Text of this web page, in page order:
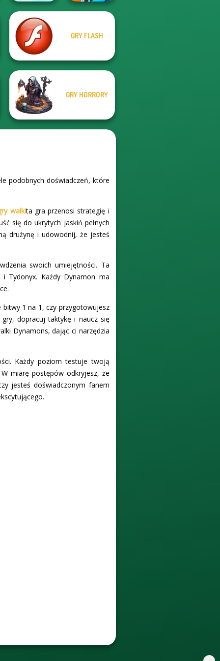
Bloons Tower
Defense
GRY FLASH
GRY HORRORY
podobnych doświadczeń, które
walkita gra przenosi strategię i
się do ukrytych jaskiń pełnych
drużynę i udowodnij, że jesteś
swoich umiejętności. Ta
i Tydonyx. Każdy Dynamon ma
1 na 1, czy przygotowujesz
dopracuj taktykę i naucz się
Dynamons, dając ci narzędzia
Każdy poziom testuje twoją
miarę postępów odkryjesz, że
jesteś doświadczonym fanem